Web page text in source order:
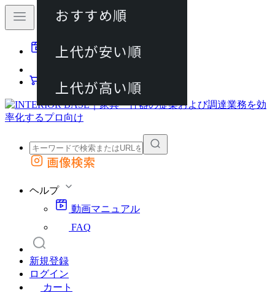
動画マニュアル
カート
外部サイトの商品をカートに追加
画像検索
ヘルプ
動画マニュアル
FAQ
新規登録
ログイン
カート
おすすめ順
上代が安い順
上代が高い順